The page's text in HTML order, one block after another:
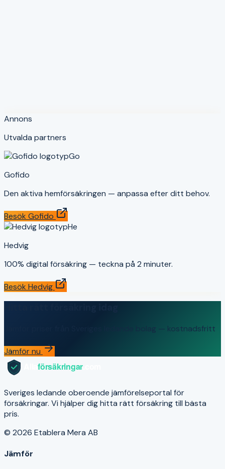
Annons
Utvalda partners
Go
Gofido
Den aktiva hemförsäkringen — anpassa efter ditt behov.
Besök Gofido
He
Hedvig
100% digital försäkring — teckna på 2 minuter.
Besök Hedvig
Jämför priser från Sveriges ledande bolag — kostnadsfritt
Jämför nu
Sveriges ledande oberoende jämförelseportal för
försäkringar. Vi hjälper dig hitta rätt försäkring till bästa
pris.
© 2026 Etablera Mera AB
Jämför